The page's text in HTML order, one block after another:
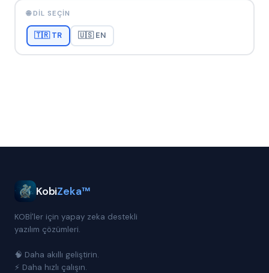
🌐 DIL SEÇIN
🇹🇷 TR 🇺🇸 EN
KobiZeka™
KOBİ'ler için yapay zeka destekli
yazılım çözümleri.
🧠 Daha akıllı geliştirin.
⚡ Daha hızlı çalışın.